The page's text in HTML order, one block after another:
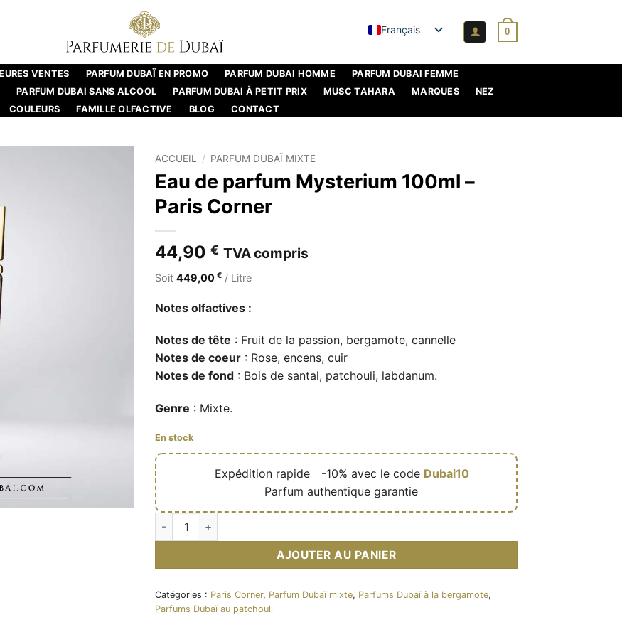
Français 0
VENTES PARFUM DUBAÏ EN PROMO PARFUM DUBAI HOMME
PARFUM DUBAI FEMME
PARFUM DUBAI SANS ALCOOL PARFUM DUBAI À PETIT PRIX MUSC TAHARA MARQUES
NEZ
COULEURS
FAMILLE OLFACTIVE BLOG CONTACT
ACCUEIL / PARFUM DUBAÏ MIXTE
Eau de parfum Mysterium 100ml –
Paris Corner
44,90 € TVA compris
Soit 449,00 € / Litre
Notes olfactives :
Notes de tête : Fruit de la passion, bergamote, cannelle
Notes de coeur : Rose, encens, cuir
Notes de fond : Bois de santal, patchouli, labdanum.
Genre : Mixte.
En stock
Expédition rapide -10% avec le code Dubai10
Parfum authentique garantie
quantité de Eau de parfum Mysterium 100ml - Paris Corner
AJOUTER AU PANIER
Catégories : Paris Corner, Parfum Dubaï mixte, Parfums Dubaï à la bergamote,
Parfums Dubaï au patchouli